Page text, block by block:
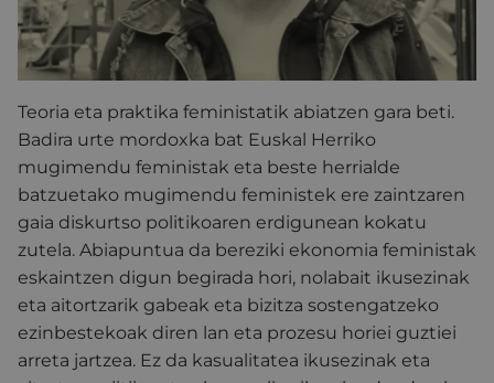
Teoria eta praktika feministatik abiatzen gara beti.
Badira urte mordoxka bat Euskal Herriko
mugimendu feministak eta beste herrialde
batzuetako mugimendu feministek ere zaintzaren
gaia diskurtso politikoaren erdigunean kokatu
zutela. Abiapuntua da bereziki ekonomia feministak
eskaintzen digun begirada hori, nolabait ikusezinak
eta aitortzarik gabeak eta bizitza sostengatzeko
ezinbestekoak diren lan eta prozesu horiei guztiei
arreta jartzea. Ez da kasualitatea ikusezinak eta